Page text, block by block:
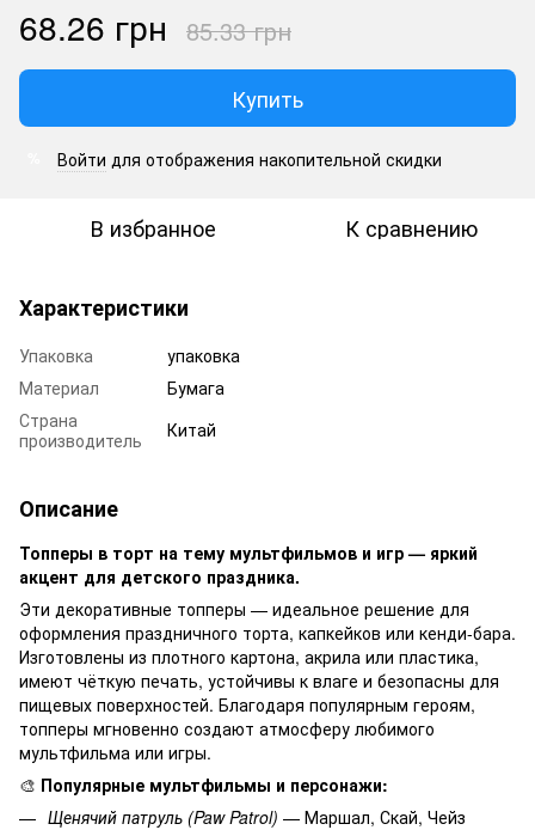
68.26 грн 85.33 грн
Купить
Войти для отображения накопительной скидки
В избранное К сравнению
Характеристики
Упаковка
упаковка
Материал
Бумага
Страна
производитель
Китай
Описание
Топперы в торт на тему мультфильмов и игр — яркий
акцент для детского праздника.
Эти декоративные топперы — идеальное решение для
оформления праздничного торта, капкейков или кенди-бара.
Изготовлены из плотного картона, акрила или пластика,
имеют чёткую печать, устойчивы к влаге и безопасны для
пищевых поверхностей. Благодаря популярным героям,
топперы мгновенно создают атмосферу любимого
мультфильма или игры.
🎨 Популярные мультфильмы и персонажи:
Щенячий патруль (Paw Patrol) — Маршал, Скай, Чейз